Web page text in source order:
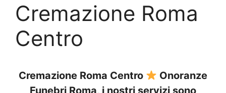
Cremazione Roma
Centro
Cremazione Roma Centro
Onoranze
Funebri Roma, i nostri servizi sono